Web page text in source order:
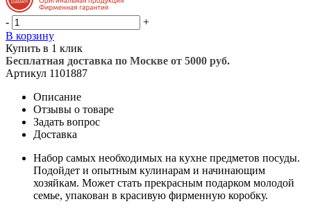
-
+
В корзину
Купить в 1 клик
Бесплатная доставка по Москве от 5000 руб.
Артикул 1101887
Описание
Отзывы о товаре
Задать вопрос
Доставка
Набор самых необходимых на кухне предметов посуды.
Подойдет и опытным кулинарам и начинающим
хозяйкам. Может стать прекрасным подарком молодой
семье, упакован в красивую фирменную коробку.